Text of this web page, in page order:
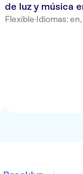
de luz y música
Flexible·Idiomas: